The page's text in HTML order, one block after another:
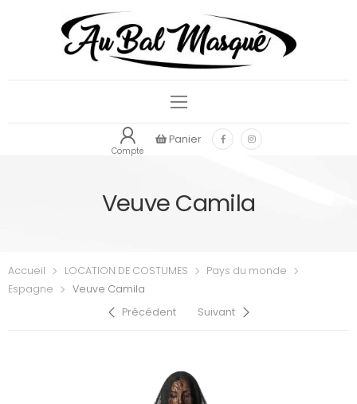
Compte
Panier
Veuve Camila
Accueil LOCATION DE COSTUMES
Pays du monde
Espagne
Veuve Camila
Précédent
Suivant